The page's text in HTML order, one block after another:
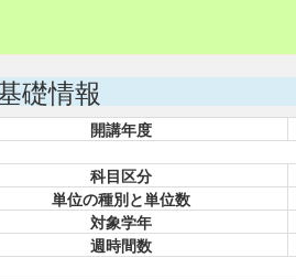
礎情報
開講年度
科目区分
単位の種別と単位数
対象学年
週時間数